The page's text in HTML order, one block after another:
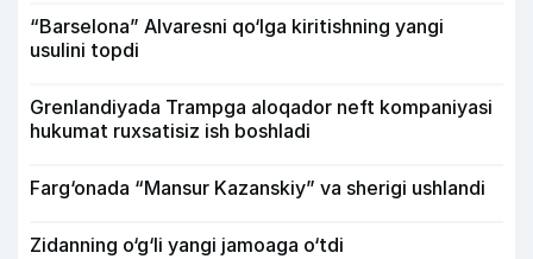
“Barselona” Alvaresni qo‘lga kiritishning yangi
usulini topdi
Grenlandiyada Trampga aloqador neft kompaniyasi
hukumat ruxsatisiz ish boshladi
Farg‘onada “Mansur Kazanskiy” va sherigi ushlandi
Zidanning o‘g‘li yangi jamoaga o‘tdi